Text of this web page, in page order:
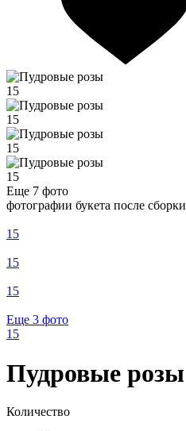
15
15
15
15
Еще 7 фото
фотографии букета после сборки
15
15
15
Еще 3 фото
15
Пудровые розы
Количество